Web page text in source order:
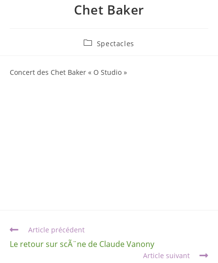
Chet Baker
Spectacles
Concert des Chet Baker « O Studio »
Article précédent
Le retour sur scÃ¨ne de Claude Vanony
Article suivant